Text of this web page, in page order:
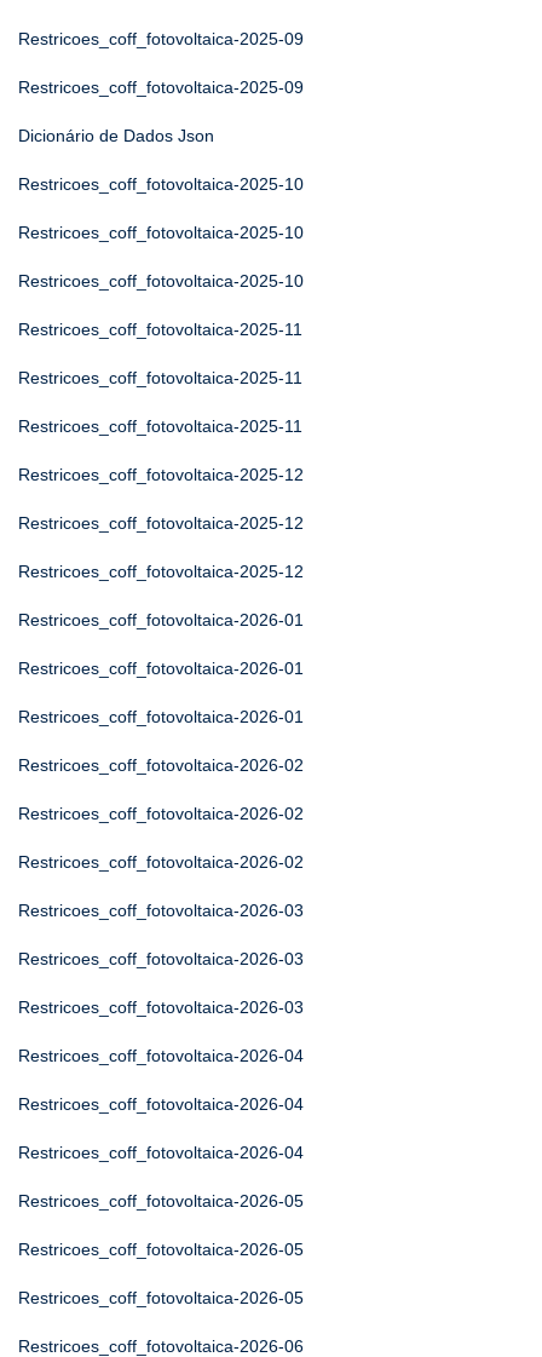
Restricoes_coff_fotovoltaica-2025-09
Restricoes_coff_fotovoltaica-2025-09
Dicionário de Dados Json
Restricoes_coff_fotovoltaica-2025-10
Restricoes_coff_fotovoltaica-2025-10
Restricoes_coff_fotovoltaica-2025-10
Restricoes_coff_fotovoltaica-2025-11
Restricoes_coff_fotovoltaica-2025-11
Restricoes_coff_fotovoltaica-2025-11
Restricoes_coff_fotovoltaica-2025-12
Restricoes_coff_fotovoltaica-2025-12
Restricoes_coff_fotovoltaica-2025-12
Restricoes_coff_fotovoltaica-2026-01
Restricoes_coff_fotovoltaica-2026-01
Restricoes_coff_fotovoltaica-2026-01
Restricoes_coff_fotovoltaica-2026-02
Restricoes_coff_fotovoltaica-2026-02
Restricoes_coff_fotovoltaica-2026-02
Restricoes_coff_fotovoltaica-2026-03
Restricoes_coff_fotovoltaica-2026-03
Restricoes_coff_fotovoltaica-2026-03
Restricoes_coff_fotovoltaica-2026-04
Restricoes_coff_fotovoltaica-2026-04
Restricoes_coff_fotovoltaica-2026-04
Restricoes_coff_fotovoltaica-2026-05
Restricoes_coff_fotovoltaica-2026-05
Restricoes_coff_fotovoltaica-2026-05
Restricoes_coff_fotovoltaica-2026-06